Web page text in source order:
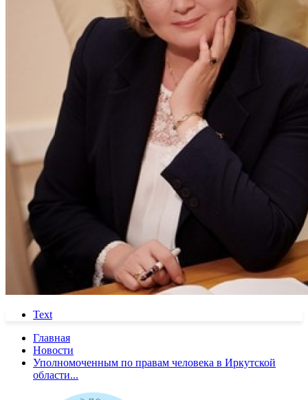
Text
Главная
Новости
Уполномоченным по правам человека в Иркутской
области...